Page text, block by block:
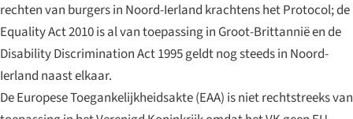
rechten van burgers in Noord-Ierland krachtens het Protocol; de
Equality Act 2010 is al van toepassing in Groot-Brittannië en de
Disability Discrimination Act 1995 geldt nog steeds in Noord-
Ierland naast elkaar.
De Europese Toegankelijkheidsakte (EAA) is niet rechtstreeks van